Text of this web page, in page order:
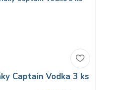
Captain Vodka 3 ks